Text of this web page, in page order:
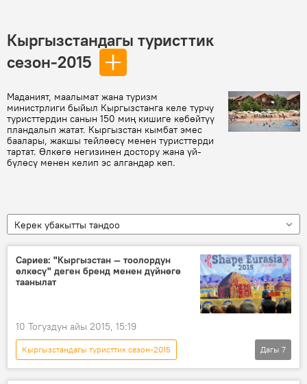
Кыргызстандагы туристтик
сезон-2015
Маданият, маалымат жана туризм
министрлиги быйыл Кыргызстанга келе турчу
туристтердин санын 150 миң кишиге көбөйтүү
пландалып жатат. Кыргызстан кымбат эмес
баалары, жакшы тейлөөсү менен туристтерди
тартат. Өлкөгө негизинен достору жана үй-
бүлөсү менен келип эс алгандар көп.
Керек убакытты тандоо
Сариев: "Кыргызстан — тоолордун
өлкөсү" деген бренд менен дүйнөгө
таанылат
10 Тогуздун айы 2015, 15:19
Кыргызстандагы туристтик сезон-2015
Кыргызстан
Коом
Жаңылыктар
Дагы 7